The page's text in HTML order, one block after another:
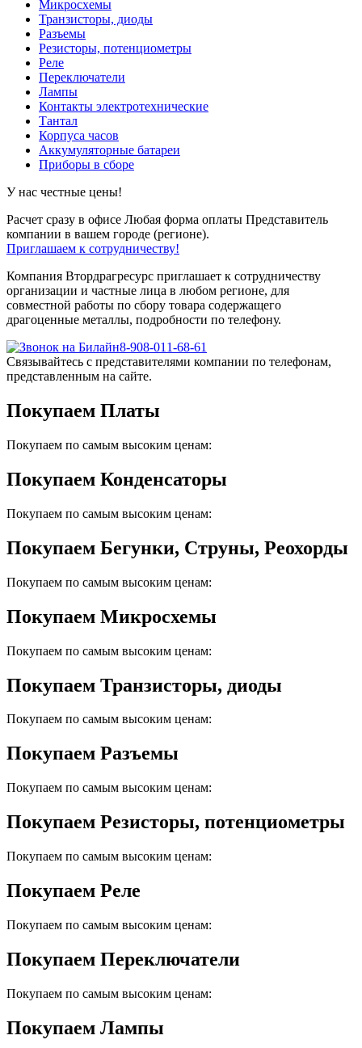
Микросхемы
Транзисторы, диоды
Разъемы
Резисторы, потенциометры
Реле
Переключатели
Лампы
Контакты электротехнические
Тантал
Корпуса часов
Аккумуляторные батареи
Приборы в сборе
У нас честные цены!
Расчет сразу в офисе Любая форма оплаты Представитель
компании в вашем городе (регионе).
Приглашаем к сотрудничеству!
Компания Втордрагресурс приглашает к сотрудничеству
организации и частные лица в любом регионе, для
совместной работы по сбору товара содержащего
драгоценные металлы, подробности по телефону.
8-908-011-68-61
Связывайтесь с представителями компании по телефонам,
представленным на сайте.
Покупаем Платы
Покупаем по самым высоким ценам:
Покупаем Конденсаторы
Покупаем по самым высоким ценам:
Покупаем Бегунки, Струны, Реохорды
Покупаем по самым высоким ценам:
Покупаем Микросхемы
Покупаем по самым высоким ценам:
Покупаем Транзисторы, диоды
Покупаем по самым высоким ценам:
Покупаем Разъемы
Покупаем по самым высоким ценам:
Покупаем Резисторы, потенциометры
Покупаем по самым высоким ценам:
Покупаем Реле
Покупаем по самым высоким ценам:
Покупаем Переключатели
Покупаем по самым высоким ценам:
Покупаем Лампы